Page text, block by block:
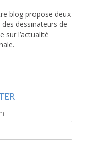
blog propose deux
dessinateurs de
sur l’actualité